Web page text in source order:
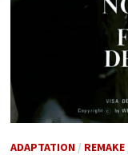
ADAPTATION/ REMAKE